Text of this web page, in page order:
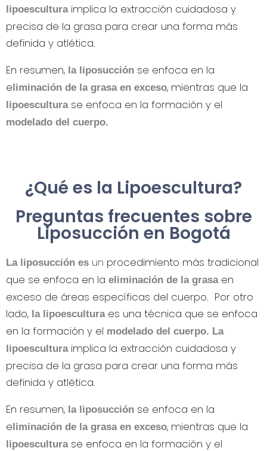
lipoesculturaimplica la extracción cuidadosa y
precisa de la grasa para crear una forma más
definida y atlética.
En resumen, la liposucción se enfoca en la
e liminación de la grasa en exceso, mientras que la
lipoesculturase enfoca en la formación y el
modelado del cuerpo.
¿Qué es la Lipoescultura?
Preguntas frecuentes sobre
Liposucción en Bogotá
La liposucción es un procedimiento más tradicional
que se enfoca en la eliminación de la grasaen
exceso de áreas específicas del cuerpo. Por otro
lado, a lipoescultura es una técnica que se enfoca
en la formación y el modelado del cuerpo. La
lipoesculturaimplica la extracción cuidadosa y
precisa de la grasa para crear una forma más
definida y atlética.
En resumen, la liposucción se enfoca en la
e liminación de la grasa en exceso, mientras que la
lipoesculturase enfoca en la formación y el